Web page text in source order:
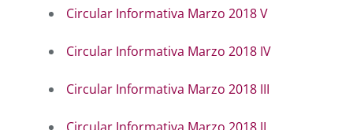
Circular Informativa Marzo 2018 V
Circular Informativa Marzo 2018 IV
Circular Informativa Marzo 2018 III